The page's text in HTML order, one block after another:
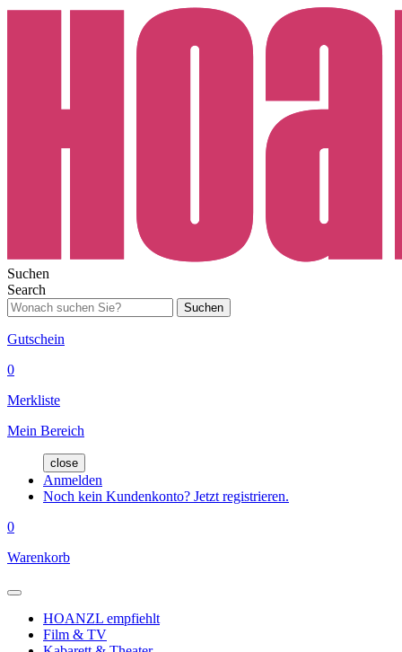
Suchen
Search
Suchen
Gutschein
0
Merkliste
Mein Bereich
close
Anmelden
Noch kein Kundenkonto? Jetzt registrieren.
0
Warenkorb
HOANZL empfiehlt
Film & TV